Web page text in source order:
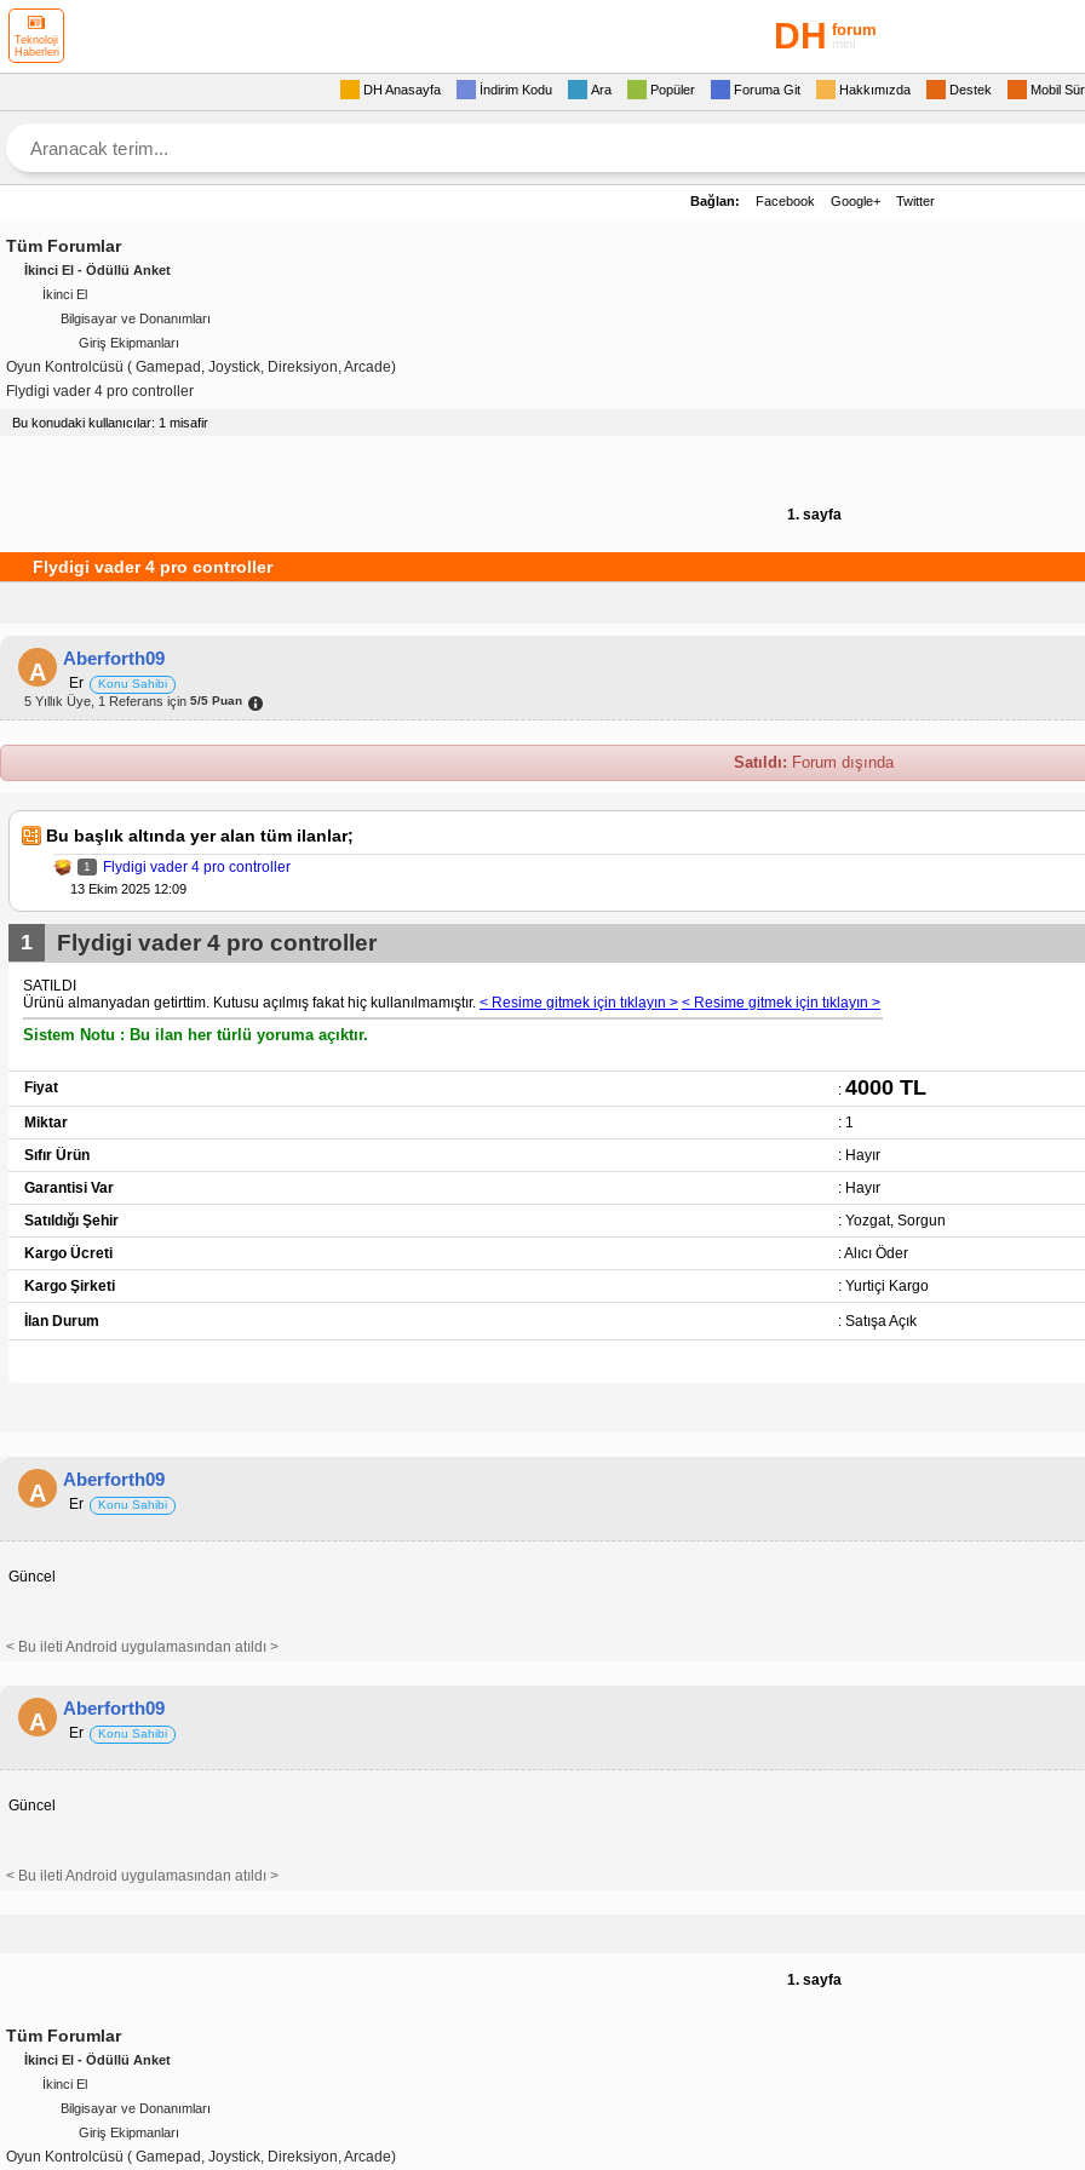
Teknoloji
Haberleri
DH forum
mini
DH Anasayfa İndirim Kodu Ara Popüler Foruma Git Hakkımızda Destek Mobil
Bağlan: Facebook Google+ Twitter
Tüm Forumlar
İkinci El - Ödüllü Anket
İkinci El
Bilgisayar ve Donanımları
Giriş Ekipmanları
Oyun Kontrolcüsü ( Gamepad, Joystick, Direksiyon, Arcade)
Flydigi vader 4 pro controller
Bu konudaki kullanıcılar: 1 misafir
1. sayfa
Flydigi vader 4 pro controller
A
Aberforth09
Er Konu Sahibi
5 Yıllık Üye, 1 Referans için 5/5 Puan
Satıldı: Forum dışında
Bu başlık altında yer alan tüm ilanlar;
1 Flydigi vader 4 pro controller
13 Ekim 2025 12:09
1 Flydigi vader 4 pro controller
SATILDI
Ürünü almanyadan getirttim. Kutusu açılmış fakat hiç kullanılmamıştır. < Resime gitmek için tıklayın > < Resime gitmek için tıklayın >
Sistem Notu : Bu ilan her türlü yoruma açıktır.
Fiyat : 4000 TL
Miktar
: 1
Sıfır Ürün
: Hayır
Garantisi Var
: Hayır
Satıldığı Şehir
: Yozgat, Sorgun
Kargo Ücreti
: Alıcı Öder
Kargo Şirketi
: Yurtiçi Kargo
İlan Durum : Satışa Açık
A
Aberforth09
Er Konu Sahibi
Güncel
< Bu ileti Android uygulamasından atıldı >
A
Aberforth09
Er Konu Sahibi
Güncel
< Bu ileti Android uygulamasından atıldı >
1. sayfa
Tüm Forumlar
İkinci El - Ödüllü Anket
İkinci El
Bilgisayar ve Donanımları
Giriş Ekipmanları
Oyun Kontrolcüsü ( Gamepad, Joystick, Direksiyon, Arcade)